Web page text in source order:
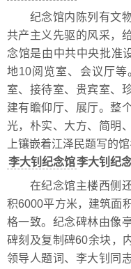
纪念馆内陈列有文物
共产主义先驱的风采，
念馆是由中共中央批准
地10阅览室、会议厅
室、接待室、贵宾室、
建有瞻仰厅、展厅。整
光，朴实、大方、简明
上镶嵌着江泽民题写的馆
李大钊纪念馆李大钊纪
在纪念馆主楼西侧还
积6000平方米，建筑面
格一致。纪念碑林由像
碑刻及复制碑60余块，
领导人题词、李大钊同